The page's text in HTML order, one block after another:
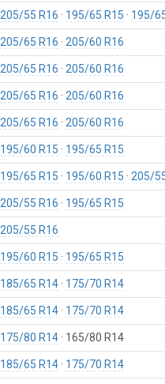
205/55 R16 195/65 R15 195/
205/65 R16 205/60 R16
205/65 R16 205/60 R16
205/65 R16 205/60 R16
205/65 R16 205/60 R16
195/60 R15 195/65 R15
195/65 R15 195/60 R15 205/
205/55 R16 195/65 R15
205/55 R16
195/60 R15 195/65 R15
185/65 R14 175/70 R14
185/65 R14 175/70 R14
175/80 R14 165/80 R14
185/65 R14 175/70 R14